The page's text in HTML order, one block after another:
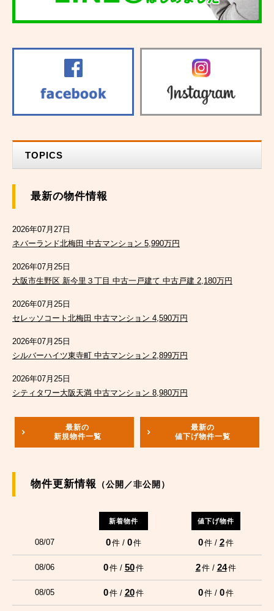
TOPICS
最新の物件情報
2026年07月27日
ネバーランド北梅田 中古マンション 5,990万円
2026年07月25日
大阪市生野区 新今里３丁目 中古一戸建て 中古戸建 2,180万円
2026年07月25日
セレッソコート北梅田 中古マンション 4,590万円
2026年07月25日
シルバーハイツ東寺町 中古マンション 2,899万円
2026年07月25日
シティタワー大阪天満 中古マンション 8,980万円
最新の
新規物件一覧
最新の
値下げ物件一覧
物件更新情報 （公開／非公開）
新着物件 値下げ物件
08/07 0件 / 0件 0件 / 2件
08/06 0件 / 50件 2件 / 24件
08/05 0件 / 20件 0件 / 0件